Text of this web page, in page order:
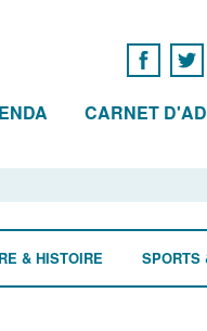
CARNET
& HISTOIRE SPORTS